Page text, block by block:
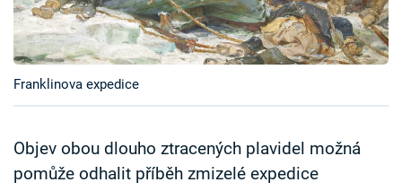
Časopis
Sledujte prima+
Sledujte nás
Franklinova expedice
Objev obou dlouho ztracených plavidel možná
pomůže odhalit příběh zmizelé expedice